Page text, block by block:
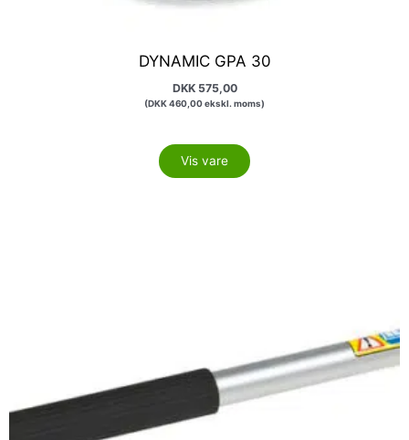
DYNAMIC GPA 30
DKK575,00
(DKK460,00ekskl. moms)
Vis vare